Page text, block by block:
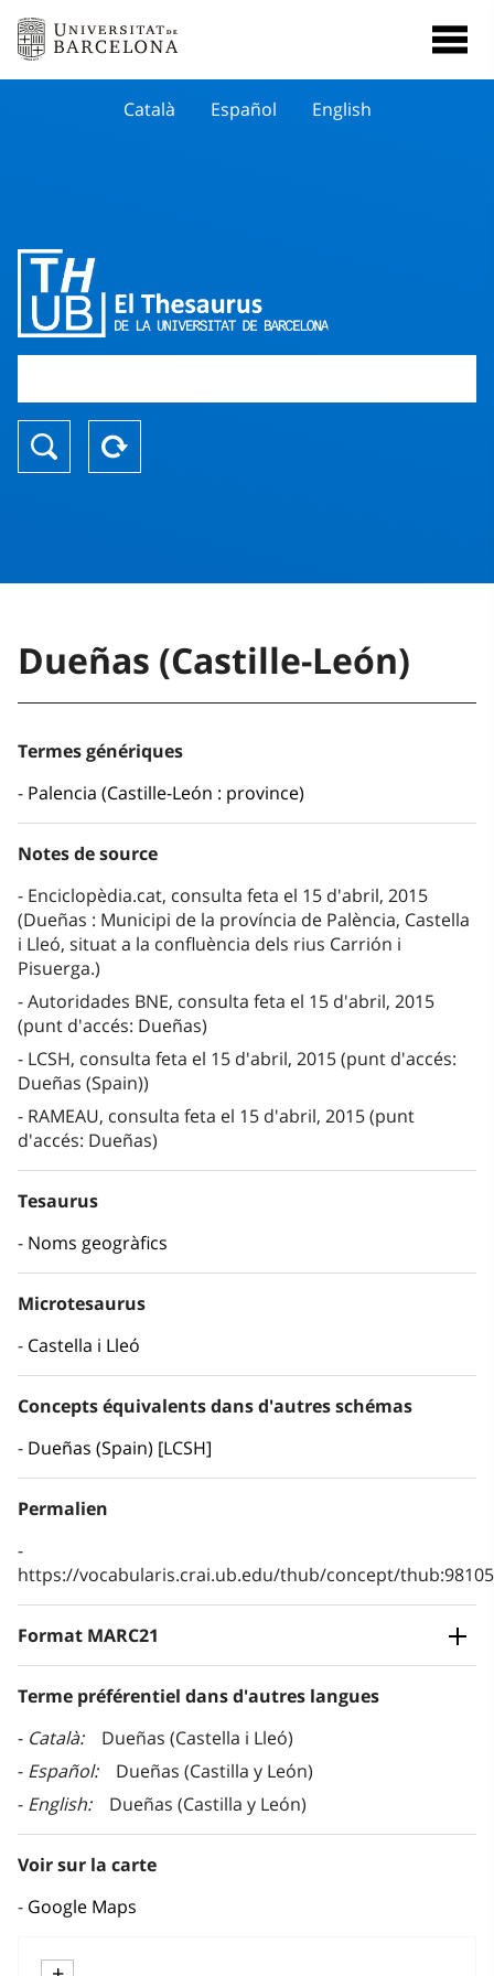
Català Español English
Dueñas (Castille-León)
Termes génériques
Palencia (Castille-León : province)
Notes de source
Enciclopèdia.cat, consulta feta el 15 d'abril, 2015
(Dueñas : Municipi de la província de Palència, Castella
i Lleó, situat a la confluència dels rius Carrión i
Pisuerga.)
Autoridades BNE, consulta feta el 15 d'abril, 2015
(punt d'accés: Dueñas)
LCSH, consulta feta el 15 d'abril, 2015 (punt d'accés:
Dueñas (Spain))
RAMEAU, consulta feta el 15 d'abril, 2015 (punt
d'accés: Dueñas)
Tesaurus
Noms geogràfics
Microtesaurus
Castella i Lleó
Concepts équivalents dans d'autres schémas
Dueñas (Spain) [LCSH]
Permalien
https://vocabularis.crai.ub.edu/thub/concept/
Format MARC21
Terme préférentiel dans d'autres langues
Català
Dueñas (Castella i Lleó)
Español
Dueñas (Castilla y León)
English
Dueñas (Castilla y León)
Voir sur la carte
Google Maps